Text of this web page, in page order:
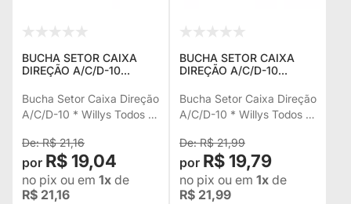
BUCHA SETOR CAIXA
DIREÇÃO A/C/D-10
AGRALE 4.100 07317560
Bucha Setor Caixa Direção
A/C/D-10 * Willys Todos *
R$ 21,16
R$ 19,04
no pix ou em 1x de
R$ 21,16
BUCHA SETOR CAIXA
DIREÇÃO A/C/D-10
AGRALE 4.100 07317560A
Bucha Setor Caixa Direção
A/C/D-10 * Willys Todos *
R$ 21,99
R$ 19,79
no pix ou em 1x de
R$ 21,99